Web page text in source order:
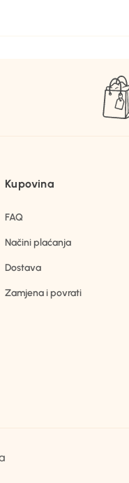
Kupovina
FAQ
Načini plaćanja
Dostava
Zamjena i povrati